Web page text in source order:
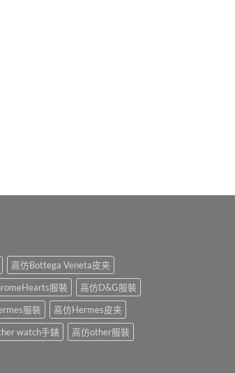
高仿Bottega Veneta皮夹
服裝
高仿D&G服裝
服裝
高仿Hermes皮夹
watch手錶
高仿other服裝